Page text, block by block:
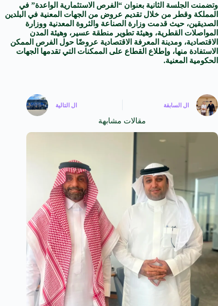
وتضمنت الجلسة الثانية بعنوان “الفرص الاستثمارية الواعدة” في
المملكة وقطر من خلال تقديم عروض من الجهات المعنية في البلدين
الصديقين، حيث قدمت وزارة الصناعة والثروة المعدنية ووزارة
المواصلات القطرية، وهيئة تطوير منطقة عسير، وهيئة المدن
الاقتصادية، ومدينة المعرفة الاقتصادية عروضًا حول الفرص الممكن
الاستفادة منها، وإطلاع القطاع على الممكنات التي تقدمها الجهات
الحكومية المعنية.
ال السابقة ال التالية
مقالات مشابهة